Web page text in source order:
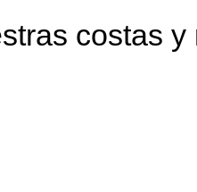
costas y